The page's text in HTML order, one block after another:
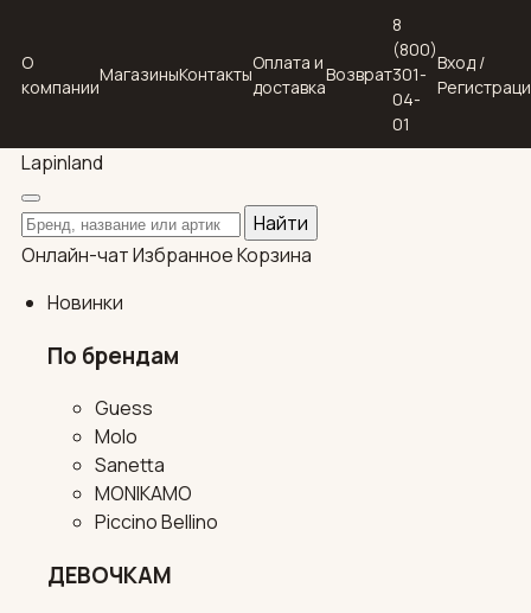
О
компании
МагазиныКонтакты
Оплата и
доставка
Возврат
8
(800)
301-
04-
01
Вход /
Lapinland
Поиск по каталогу
Найти
Онлайн-чатИзбранноеКорзина
Новинки
По брендам
Guess
Molo
Sanetta
MONIKAMO
Piccino Bellino
ДЕВОЧКАМ